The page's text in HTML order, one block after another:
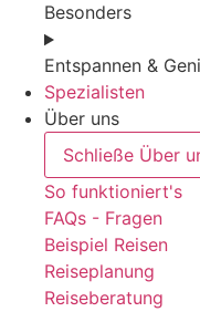
Besonders
Entspannen &
Spezialisten
Über uns
Schließe Über
So funktioniert's
FAQs - Fragen
Beispiel Reisen
Reiseplanung
Reiseberatung